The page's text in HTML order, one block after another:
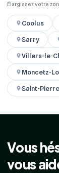
Élargissez votre
Coolus
Sarry
Villers-le-
Moncetz-
Saint-Pierre
Vous
vous